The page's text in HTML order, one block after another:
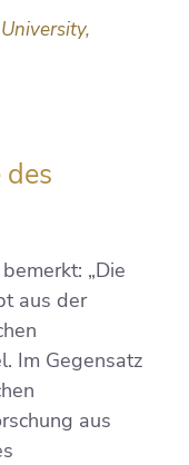
„Die
aus der
Im Gegensatz
aus